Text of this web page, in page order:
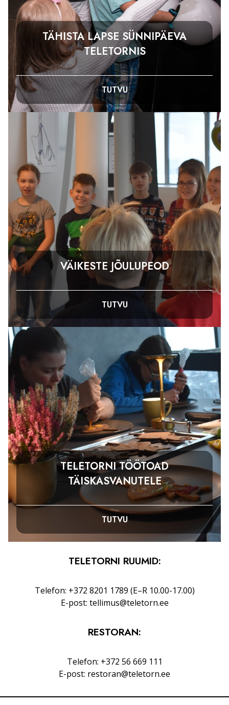
TÄHISTA LAPSE SÜNNIPÄEVA
TELETORNIS
TUTVU
VÄIKESTE JÕULUPEOD
TUTVU
TELETORNI TÖÖTOAD
TÄISKASVANUTELE
TUTVU
TELETORNI RUUMID:
Telefon: +372 8201 1789 (E–R 10.00-17.00)
E-post: tellimus@teletorn.ee
RESTORAN:
Telefon: +372 56 669 111
E-post: restoran@teletorn.ee